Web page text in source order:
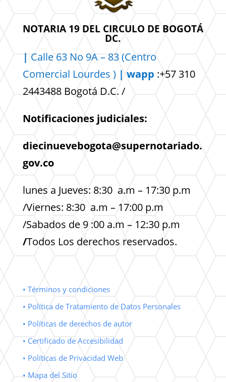
NOTARIA 19 DEL CIRCULO DE BOGOTÁ
DC.
| Calle 63 No 9A – 83 (Centro
Comercial Lourdes ) | wapp :+57 310
2443488 Bogotá D.C. /
Notificaciones judiciales:
diecinuevebogota@supernotariado.
gov.co
lunes a Jueves: 8:30 a.m – 17:30 p.m
/Viernes: 8:30 a.m – 17:00 p.m
/Sabados de 9 :00 a.m – 12:30 p.m
/Todos Los derechos reservados.
• Términos y condiciones
• Política de Tratamiento de Datos Personales
• Políticas de derechos de autor
• Certificado de Accesibilidad
• Políticas de Privacidad Web
• Mapa del Sitio